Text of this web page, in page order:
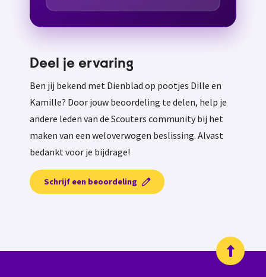
Deel je ervaring
Ben jij bekend met Dienblad op pootjes Dille en
Kamille? Door jouw beoordeling te delen, help je
andere leden van de Scouters community bij het
maken van een weloverwogen beslissing. Alvast
bedankt voor je bijdrage!
Schrijf een beoordeling